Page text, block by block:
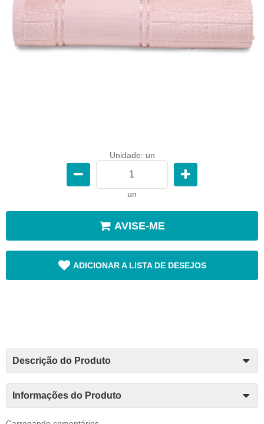
Unidade: un
un
AVISE-ME
ADICIONAR A LISTA DE DESEJOS
Descrição do Produto
Informações do Produto